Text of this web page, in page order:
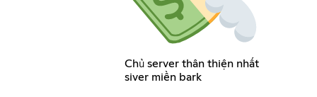
Chủ server thân thiện nhất
siver miền bark